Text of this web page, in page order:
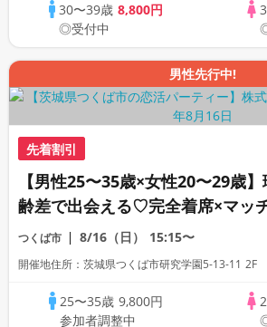
30〜39歳8,800円
◎受付中
男性先行中!
先着割引
【男性25〜35歳×女性20〜29歳
齢差で出会える♡完全着席×マッ
ーム付きマッチングコン
つくば市 8/16（日） 15:15〜
開催地住所：茨城県つくば市研究学園5-13-11 2F
25〜35歳 9,800円
参加者調整中